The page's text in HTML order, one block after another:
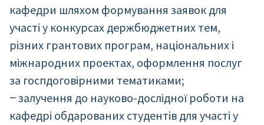
кафедри шляхом формування заявок для
участі у конкурсах держбюджетних тем,
різних грантових програм, національних і
міжнародних проектах, оформлення послуг
за госпдоговірними тематиками;
‒ залучення до науково-дослідної роботи на
кафедрі обдарованих студентів для участі у